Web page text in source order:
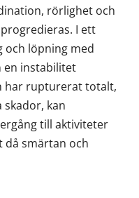
rörlighet och
I ett
och löpning med
en instabilitet
har rupturerat totalt,
kan
till aktiviteter
då smärtan och